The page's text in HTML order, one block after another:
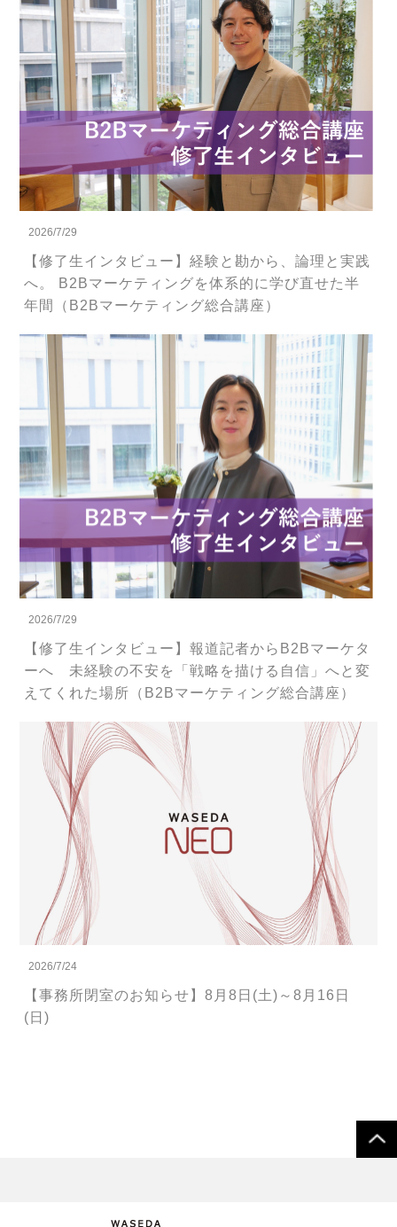
2026/7/29
【修了生インタビュー】経験と勘から、論理と実践
へ。 B2Bマーケティングを体系的に学び直せた半
年間（B2Bマーケティング総合講座）
2026/7/29
【修了生インタビュー】報道記者からB2Bマーケタ
ーへ 未経験の不安を「戦略を描ける自信」へと変
えてくれた場所（B2Bマーケティング総合講座）
2026/7/24
【事務所閉室のお知らせ】8月8日(土)～8月16日
(日)